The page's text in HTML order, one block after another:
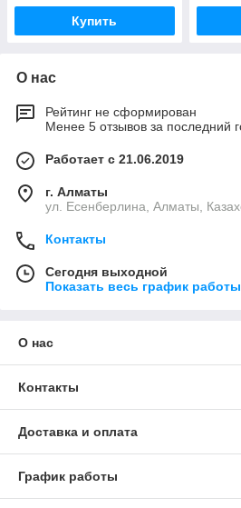
Купить
О нас
Рейтинг не сформирован
Менее 5 отзывов за последний
Работает с 21.06.2019
г. Алматы
ул. Есенберлина, Алматы,
Контакты
Сегодня выходной
Показать весь график работы
О нас
Контакты
Доставка и оплата
График работы